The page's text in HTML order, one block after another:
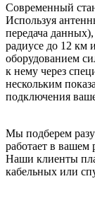
Современный
Используя
передача
радиусе до 12 км
оборудованием
к нему через
нескольким
подключения
Мы подберем
работает в
Наши клиенты
кабельных или